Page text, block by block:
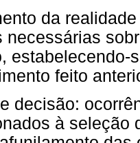
da
necessárias
estabelecendo-
feito
decisão:
à seleção